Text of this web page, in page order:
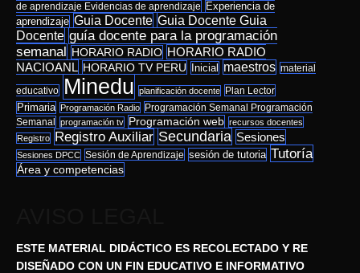
de aprendizaje Evidencias de aprendizaje
Experiencia de
aprendizaje Guia Docente Guia Docente Guia
Docente guía docente para la programación
semanal HORARIO RADIO HORARIO RADIO
NACIOANL HORARIO TV PERU Inicial maestros material
educativo Minedu planificación docente Plan Lector
Primaria Programación Radio Programación Semanal Programación
Semanal programación tv Programación web recursos docentes
Registro Registro Auxiliar Secundaria Sesiones
Sesiones DPCC Sesión de Aprendizaje sesión de tutoria Tutoría
Área y competencias
ESTE MATERIAL DIDÁCTICO ES RECOLECTADO Y RE
DISEÑADO CON UN FIN EDUCATIVO E INFORMATIVO